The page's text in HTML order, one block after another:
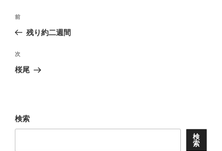
投
ビ
ゲ
ン
前
の
稿
前
残り約二週間
次
の
次
桜尾
検索
検
索